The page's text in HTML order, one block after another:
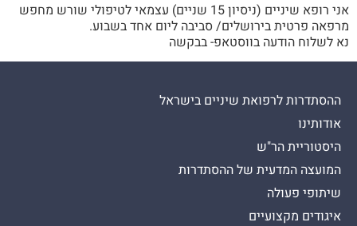
אני רופא שיניים (ניסיון 15 שניים) עצמאי לטיפולי שורש מחפש
מרפאה פרטית בירושלים/ סביבה ליום אחד בשבוע.
נא לשלוח הודעה בווסטאפ- בבקשה
ההסתדרות לרפואת שיניים בישראל
אודותינו
היסטוריית הר"ש
המועצה המדעית של ההסתדרות
שיתופי פעולה
איגודים מקצועיים